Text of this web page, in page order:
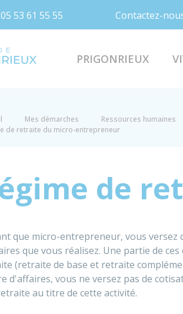
05 53 61 55 55 Contactez-
PRIGONRIEUX
Mes démarches Ressources humaines
de retraite du micro-entrepreneur
de
que micro-entrepreneur, vous versez
que vous réalisez. Une partie de
(retraite de base et retraite
d'affaires, vous ne versez pas de
au titre de cette activité.